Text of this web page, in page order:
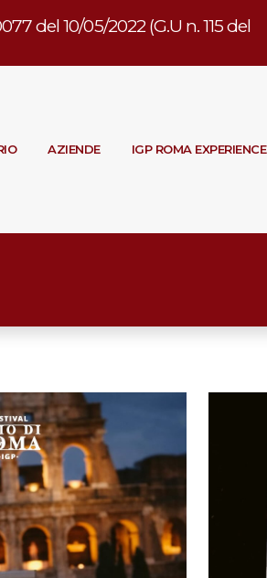
del 10/05/2022 (G.U n. 115 del
AZIENDE IGP ROMA EXPERIENCE